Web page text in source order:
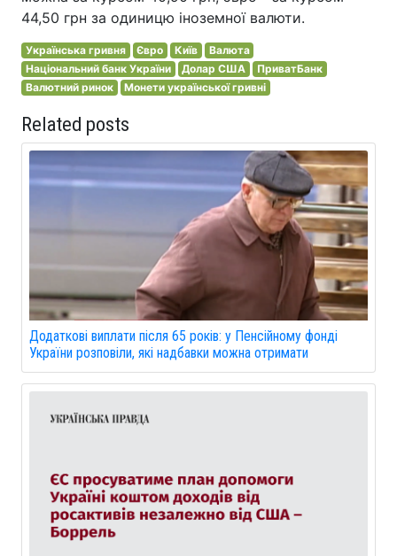
44,50 грн за одиницю іноземної валюти.
Українська гривня Євро Київ
Валюта
Національний банк України
Долар США
ПриватБанк
Валютний ринок
Монети української гривні
Related posts
Додаткові виплати після 65 років: у Пенсійному фонді
України розповіли, які надбавки можна отримати